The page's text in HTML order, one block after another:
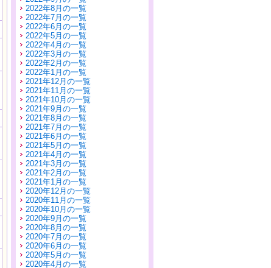
2022年8月の一覧
2022年7月の一覧
2022年6月の一覧
2022年5月の一覧
2022年4月の一覧
2022年3月の一覧
2022年2月の一覧
2022年1月の一覧
2021年12月の一覧
2021年11月の一覧
2021年10月の一覧
2021年9月の一覧
2021年8月の一覧
2021年7月の一覧
2021年6月の一覧
2021年5月の一覧
2021年4月の一覧
2021年3月の一覧
2021年2月の一覧
2021年1月の一覧
2020年12月の一覧
2020年11月の一覧
2020年10月の一覧
2020年9月の一覧
2020年8月の一覧
2020年7月の一覧
2020年6月の一覧
2020年5月の一覧
2020年4月の一覧